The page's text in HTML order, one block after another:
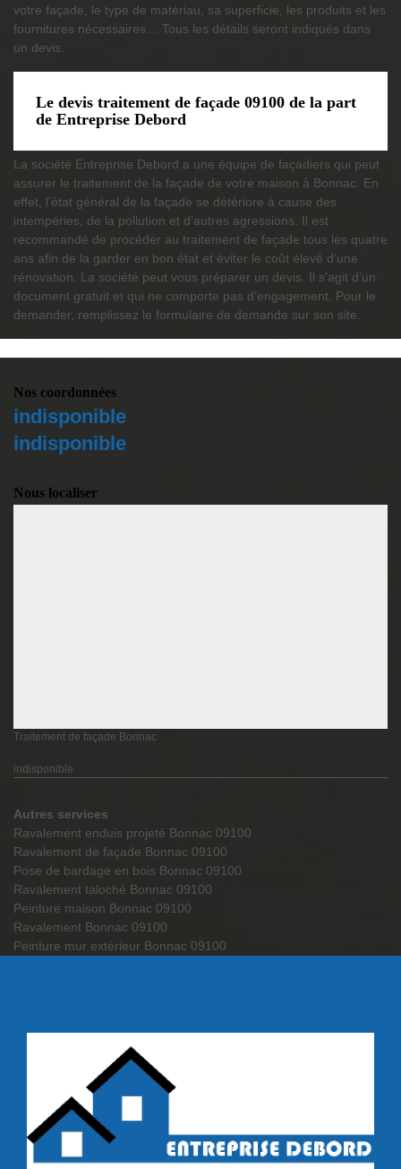
votre façade, le type de matériau, sa superficie, les produits et les
fournitures nécessaires… Tous les détails seront indiqués dans
un devis.
Le devis traitement de façade 09100 de la part
de Entreprise Debord
La société Entreprise Debord a une équipe de façadiers qui peut
assurer le traitement de la façade de votre maison à Bonnac. En
effet, l’état général de la façade se détériore à cause des
intempéries, de la pollution et d’autres agressions. Il est
recommandé de procéder au traitement de façade tous les quatre
ans afin de la garder en bon état et éviter le coût élevé d’une
rénovation. La société peut vous préparer un devis. Il s’agit d’un
document gratuit et qui ne comporte pas d’engagement. Pour le
demander, remplissez le formulaire de demande sur son site.
Nos coordonnées
indisponible
indisponible
Nous localiser
Traitement de façade Bonnac
indisponible
Autres services
Ravalement enduis projeté Bonnac 09100
Ravalement de façade Bonnac 09100
Pose de bardage en bois Bonnac 09100
Ravalement taloché Bonnac 09100
Peinture maison Bonnac 09100
Ravalement Bonnac 09100
Peinture mur extérieur Bonnac 09100